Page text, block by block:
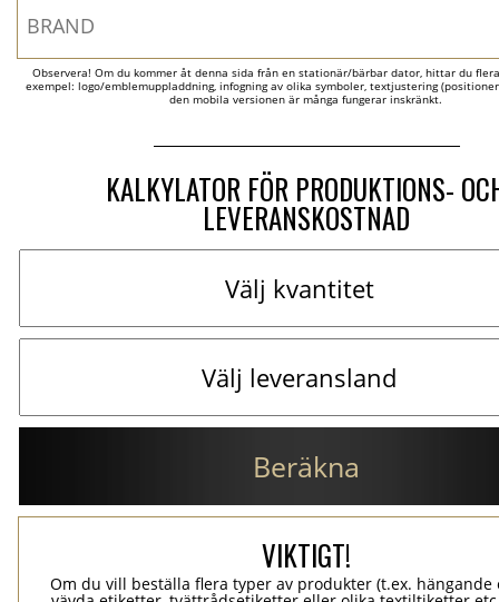
Observera! Om du kommer åt denna sida från en stationär/bärbar dator, hittar du
exempel: logo/emblemuppladdning, infogning av olika symboler, textjustering
den mobila versionen är många fungerar inskränkt.
KALKYLATOR FÖR PRODUKTIONS-
LEVERANSKOSTNAD
Beräkna
VIKTIGT!
Om du vill beställa flera typer av produkter (t.ex. hängande